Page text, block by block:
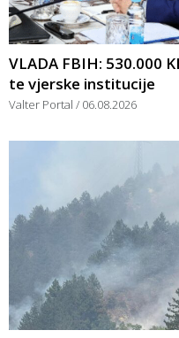
VLADA FBIH: 530.000
te vjerske institucije
Valter Portal 06.08.2026